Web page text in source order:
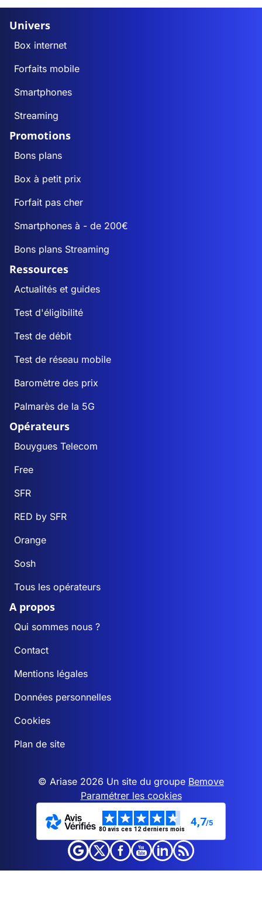
Univers
Box internet
Forfaits mobile
Smartphones
Streaming
Promotions
Bons plans
Box à petit prix
Forfait pas cher
Smartphones à - de 200€
Bons plans Streaming
Ressources
Actualités et guides
Test d'éligibilité
Test de débit
Test de réseau mobile
Baromètre des prix
Palmarès de la 5G
Opérateurs
Bouygues Telecom
Free
SFR
RED by SFR
Orange
Sosh
Tous les opérateurs
A propos
Qui sommes nous ?
Contact
Mentions légales
Données personnelles
Cookies
Plan de site
© Ariase 2026 Un site du groupe Bemove
Paramétrer les cookies
80 avis ces 12 derniers mois
4,7/5